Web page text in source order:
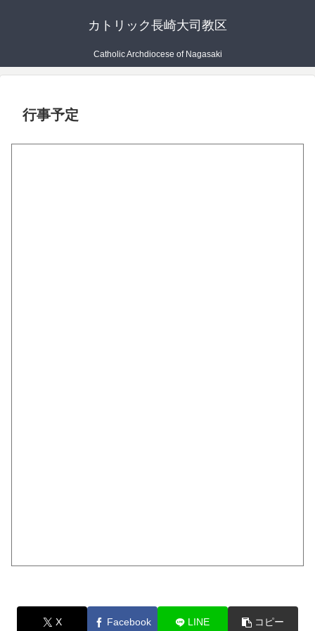
カトリック長崎大司教区
Catholic Archdiocese of Nagasaki
行事予定
X Facebook LINE コピー